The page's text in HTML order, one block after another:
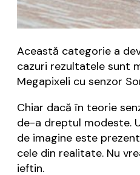
Această categorie a
cazuri rezultatele sunt
Megapixeli cu senzor
Chiar dacă în teorie
de-a dreptul modeste.
de imagine este
cele din realitate. Nu
ieftin.